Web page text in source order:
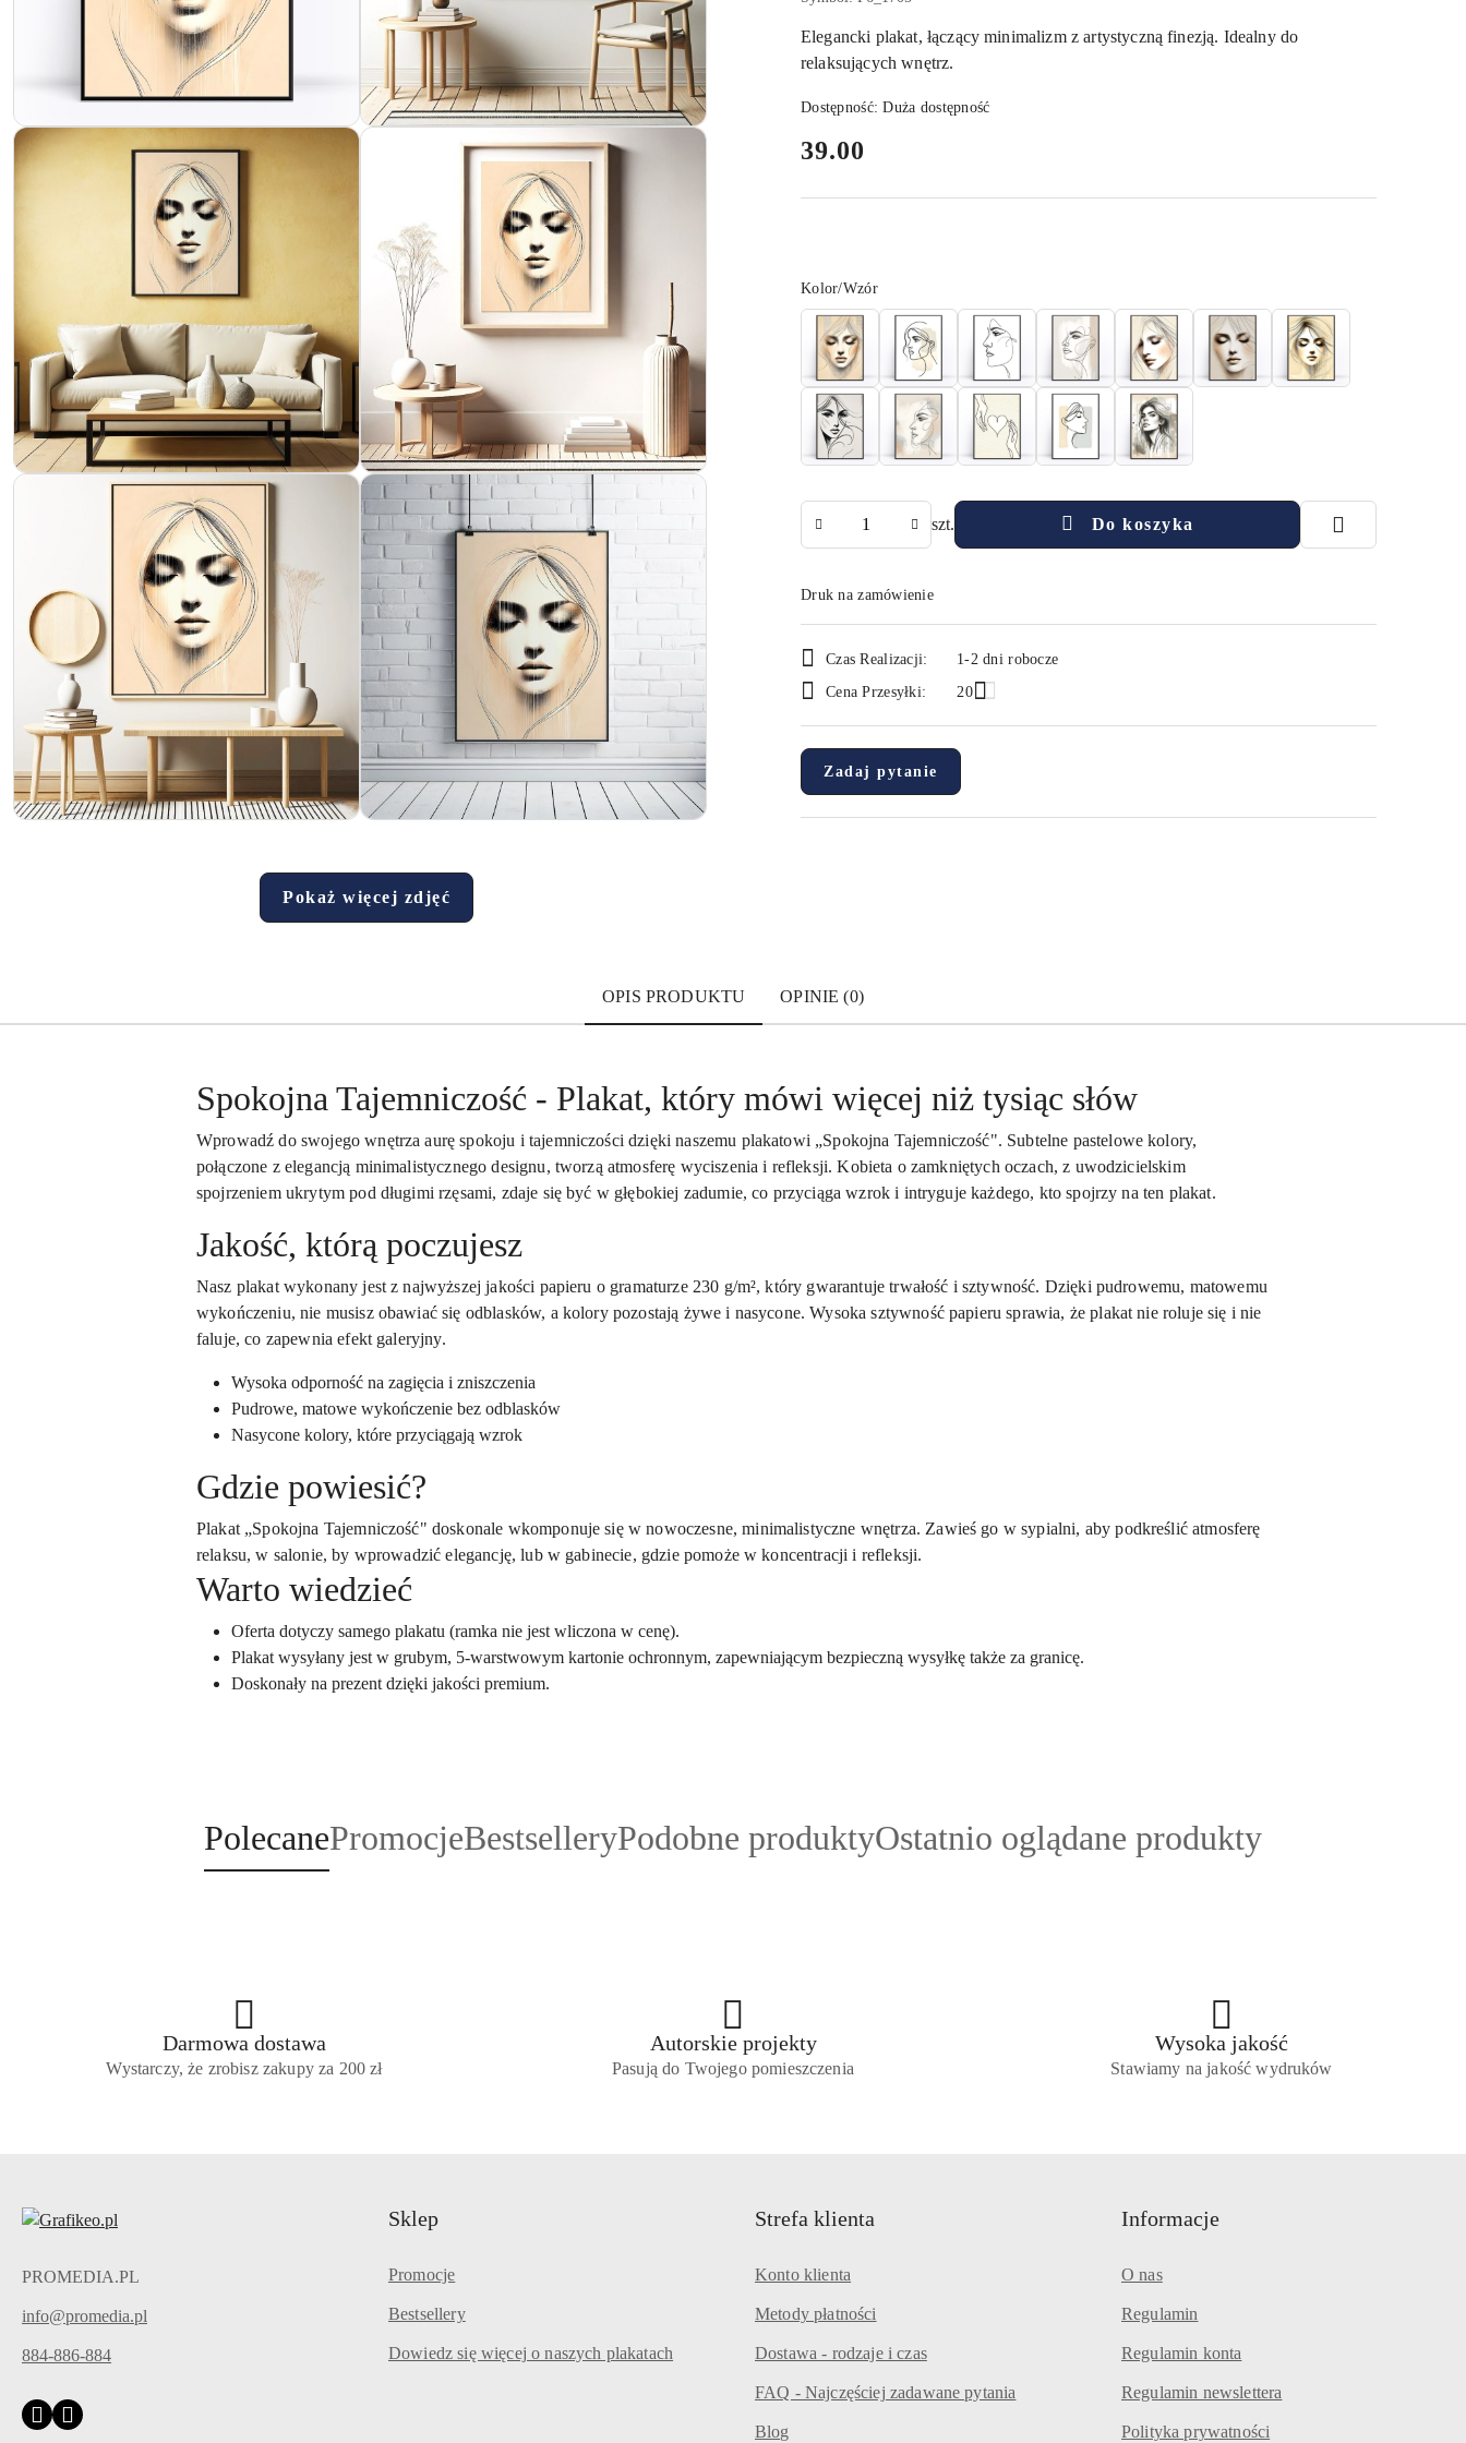
Pokaż więcej zdjęć
Elegancki plakat, łączący minimalizm z artystyczną finezją. Idealny do
relaksujących wnętrz.
Dostępność:Duża dostępność
cena:
39.00
Wariant
Kolor/Wzór
szt. Do koszyka
Druk na zamówienie
Dostępność
i
Czas Realizacji:
1-2 dni robocze
Cena Przesyłki:
20
Zadaj pytanie
OPIS PRODUKTU OPINIE (0)
Spokojna Tajemniczość - Plakat, który mówi więcej niż tysiąc słów
Wprowadź do swojego wnętrza aurę spokoju i tajemniczości dzięki naszemu plakatowi „Spokojna Tajemniczość". Subtelne pastelowe kolory,
połączone z elegancją minimalistycznego designu, tworzą atmosferę wyciszenia i refleksji. Kobieta o zamkniętych oczach, z uwodzicielskim
spojrzeniem ukrytym pod długimi rzęsami, zdaje się być w głębokiej zadumie, co przyciąga wzrok i intryguje każdego, kto spojrzy na ten plakat.
Jakość, którą poczujesz
Nasz plakat wykonany jest z najwyższej jakości papieru o gramaturze 230 g/m², który gwarantuje trwałość i sztywność. Dzięki pudrowemu, matowemu
wykończeniu, nie musisz obawiać się odblasków, a kolory pozostają żywe i nasycone. Wysoka sztywność papieru sprawia, że plakat nie roluje się i nie
faluje, co zapewnia efekt galeryjny.
Wysoka odporność na zagięcia i zniszczenia
Pudrowe, matowe wykończenie bez odblasków
Nasycone kolory, które przyciągają wzrok
Gdzie powiesić?
Plakat „Spokojna Tajemniczość" doskonale wkomponuje się w nowoczesne, minimalistyczne wnętrza. Zawieś go w sypialni, aby podkreślić atmosferę
relaksu, w salonie, by wprowadzić elegancję, lub w gabinecie, gdzie pomoże w koncentracji i refleksji.
Warto wiedzieć
Oferta dotyczy samego plakatu (ramka nie jest wliczona w cenę).
Plakat wysyłany jest w grubym, 5-warstwowym kartonie ochronnym, zapewniającym bezpieczną wysyłkę także za granicę.
Doskonały na prezent dzięki jakości premium.
Pomiń karuzelę produktówProdukty
o
PolecaneProdukty
o
PromocjeProdukty
BestselleryProdukty
Podobne produktyProdukty
Ostatnio oglądane produkty
Darmowa dostawa
Wystarczy, że zrobisz zakupy za 200 zł
Autorskie projekty
Pasują do Twojego pomieszczenia
Wysoka jakość
Stawiamy na jakość wydruków
PROMEDIA.PL
info@promedia.pl
884-886-884
Sklep
Promocje
Bestsellery
Dowiedz się więcej o naszych plakatach
Strefa klienta
Konto klienta
Metody płatności
Dostawa - rodzaje i czas
FAQ - Najczęściej zadawane pytania
Blog
Informacje
O nas
Regulamin
Regulamin konta
Regulamin newslettera
Polityka prywatności